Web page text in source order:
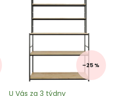
–25 %
U Vás za 3 týdny